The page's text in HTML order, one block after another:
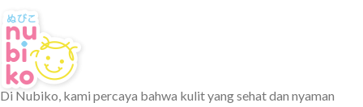
Di Nubiko, kami percaya bahwa kulit yang sehat dan nyaman